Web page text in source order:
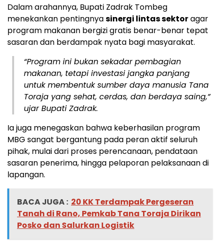
Dalam arahannya, Bupati Zadrak Tombeg
menekankan pentingnyasinergi lintas sektoragar
program makanan bergizi gratis benar-benar tepat
sasaran dan berdampak nyata bagi masyarakat.
“Program ini bukan sekadar pembagian
makanan, tetapi investasi jangka panjang
untuk membentuk sumber daya manusia Tana
Toraja yang sehat, cerdas, dan berdaya saing,”
ujar Bupati Zadrak.
Ia juga menegaskan bahwa keberhasilan program
MBG sangat bergantung pada peran aktif seluruh
pihak, mulai dari proses perencanaan, pendataan
sasaran penerima, hingga pelaporan pelaksanaan di
lapangan.
BACA JUGA : 20 KK Terdampak Pergeseran
Tanah di Rano, Pemkab Tana Toraja Dirikan
Posko dan Salurkan Logistik